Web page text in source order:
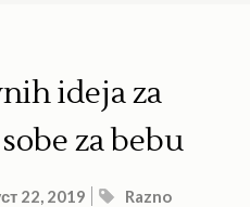
ideja za
za bebu
22, 2019
Razno